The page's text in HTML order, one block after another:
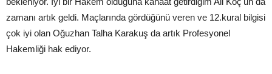
zamanı artık geldi. Maçlarında gördüğünü veren ve 12.kural bilgisi
çok iyi olan Oğuzhan Talha Karakuş da artık Profesyonel
Hakemliği hak ediyor.